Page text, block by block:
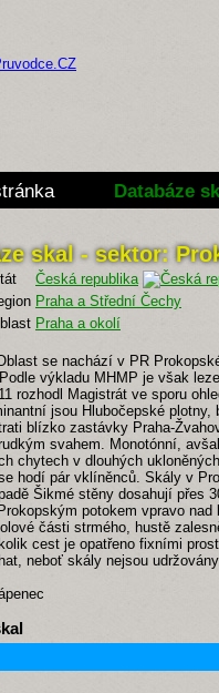
Databáze
skal - sektor:
Česká republika
Praha a Střední Čechy
Praha a okolí
se nachází v PR
výkladu MHMP je však
rozhodl Magistrát ve sporu
jsou Hlubočepské
blízko zastávky Praha-
svahem. Monotónní,
chytech v dlouhých
hodí pár vklíněnců. Skály v
Šikmé stěny dosahují přes
potokem vpravo
části strmého, hustě
cest je opatřeno fixními
neboť skály nejsou